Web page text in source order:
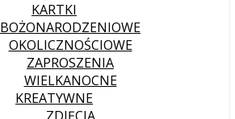
KARTKI
BOŻONARODZENIOWE
OKOLICZNOŚCIOWE
ZAPROSZENIA
WIELKANOCNE
KREATYWNE